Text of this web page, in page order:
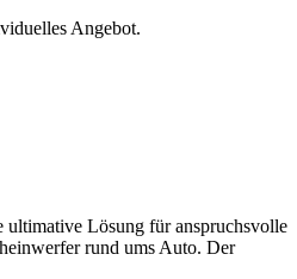
Angebot.
ultimative Lösung für anspruchsvolle
rund ums Auto. Der